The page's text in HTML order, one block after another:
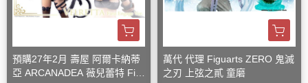
預購27年2月 壽屋 阿爾卡納蒂
亞 ARCANADEA 薇兒蕾特 Firs
萬代 代理 Figuarts ZERO 鬼滅
之刃 上弦之貳 童磨